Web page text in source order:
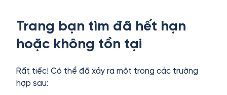
Trang bạn tìm đã hết hạn
hoặc không tồn tại
Rất tiếc! Có thể đã xảy ra một trong các trường
hợp sau: